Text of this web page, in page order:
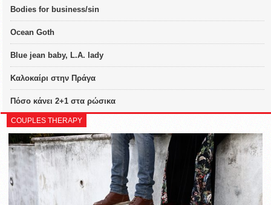
Bodies for business/sin
Ocean Goth
Blue jean baby, L.A. lady
Καλοκαίρι στην Πράγα
Πόσο κάνει 2+1 στα ρώσικα
COUPLES THERAPY